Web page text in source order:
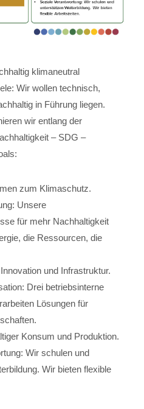
klimaneutral
Wir wollen technisch,
in Führung liegen.
wir entlang der
– SDG –
zum Klimaschutz.
Unsere
für mehr Nachhaltigkeit
die Ressourcen, die
und Infrastruktur.
Drei betriebsinterne
Lösungen für
Konsum und Produktion.
Wir schulen und
Wir bieten flexible